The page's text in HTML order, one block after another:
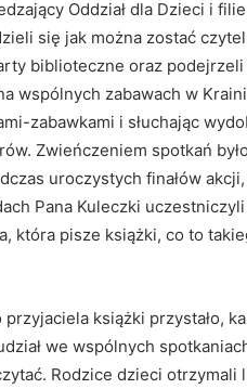
Oddział dla Dzieci i
się jak można zostać
biblioteczne oraz
wspólnych zabawach w
zabawkami i słuchając
Zwieńczeniem spotkań
uroczystych finałów
Pana Kuleczki
która pisze książki, co to
książki przystało,
we wspólnych
Rodzice dzieci